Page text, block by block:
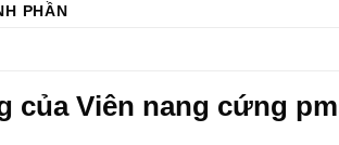
PHẦN
của Viên nang cứng